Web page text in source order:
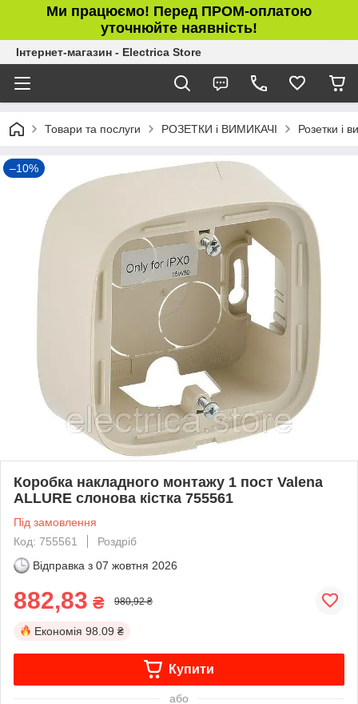
Ми працюємо! Перед ПРОМ-оплатою
уточнюйте наявність!
Інтернет-магазин - Electrica Store
Товари та послуги РОЗЕТКИ і ВИМИКАЧІ Розетки і
–10%
Коробка накладного монтажу 1 пост Valena
ALLURE слонова кістка 755561
Під замовлення
Код: 755561
Роздріб
Відправка з 07 жовтня 2026
882,83 ₴ 980,92 ₴
Економія 98.09 ₴
Купити
або